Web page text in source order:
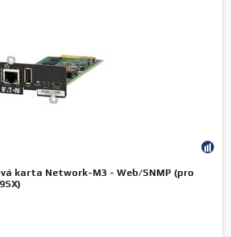
karta Network-M3 - Web/SNMP (pro